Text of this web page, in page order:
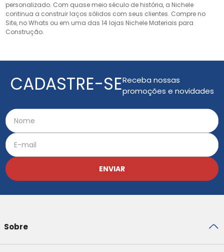
personalizado. Com quase meio século de história, a Nichele
continua a construir laços sólidos com seus clientes. Compre no
Site, no Whats ou em uma das 14 lojas Nichele Materiais para
Construção.
CADASTRE-SEReceba nossas
promoções e novidades
ENVIAR
Sobre